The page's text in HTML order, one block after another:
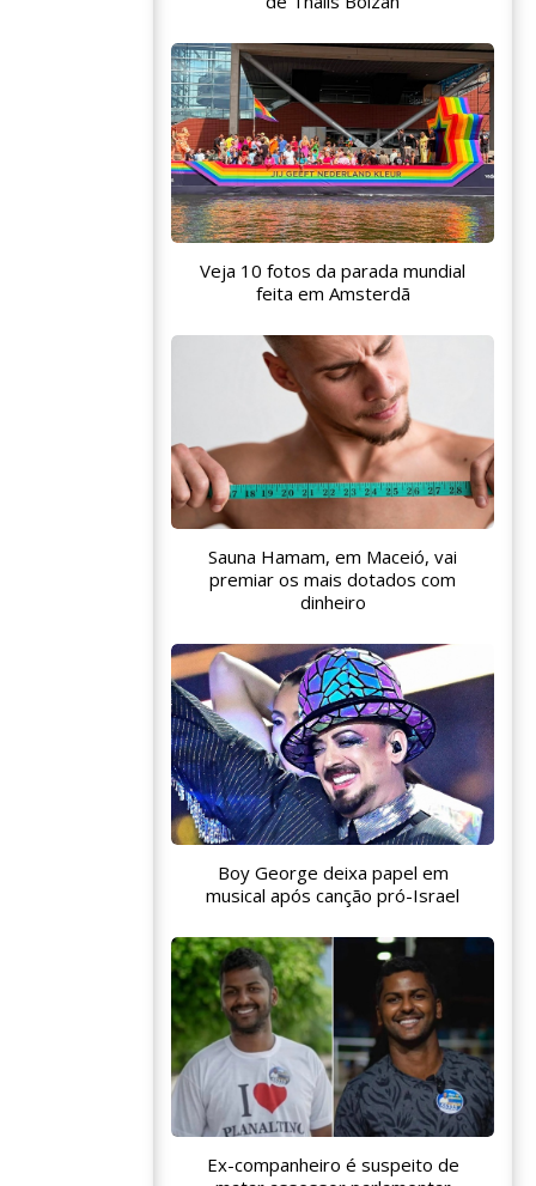
Veja 10 fotos da parada mundial
feita em Amsterdã
Sauna Hamam, em Maceió, vai
premiar os mais dotados com
dinheiro
Boy George deixa papel em
musical após canção pró-Israel
Ex-companheiro é suspeito de